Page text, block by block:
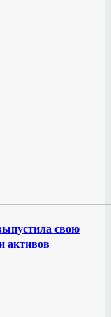
свою
активов